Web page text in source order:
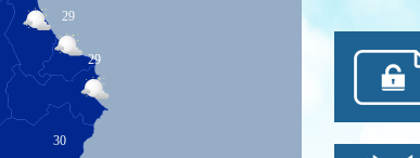
29
29
30